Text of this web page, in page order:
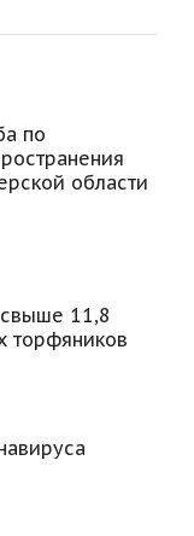
по
области
11,8
торфяников